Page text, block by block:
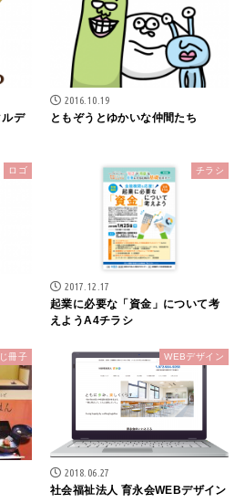
デ
2016.10.19
ともぞうとゆかいな仲間たち
ロゴ チラシ
2017.12.17
起業に必要な「資金」について考
えようA4チラシ
冊子 WEBデザイン
2018.06.27
社会福祉法人 育永会WEBデザイン